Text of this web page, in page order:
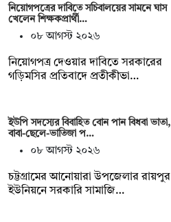
নিয়োগপত্রের দাবিতে সচিবালয়ের সামনে ঘাস
খেলেন শিক্ষকপ্রার্থী…
০৮ আগস্ট ২০২৬
নিয়োগপত্র দেওয়ার দাবিতে সরকারের
গড়িমসির প্রতিবাদে প্রতীকীভা…
ইউপি সদস্যের বিবাহিত বোন পান বিধবা ভাতা,
বাবা-ছেলে-ভাতিজা প…
০৮ আগস্ট ২০২৬
চট্টগ্রামের আনোয়ারা উপজেলার রায়পুর
ইউনিয়নে সরকারি সামাজি…